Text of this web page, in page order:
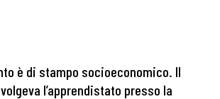
è di stampo socioeconomico. Il
l’apprendistato presso la